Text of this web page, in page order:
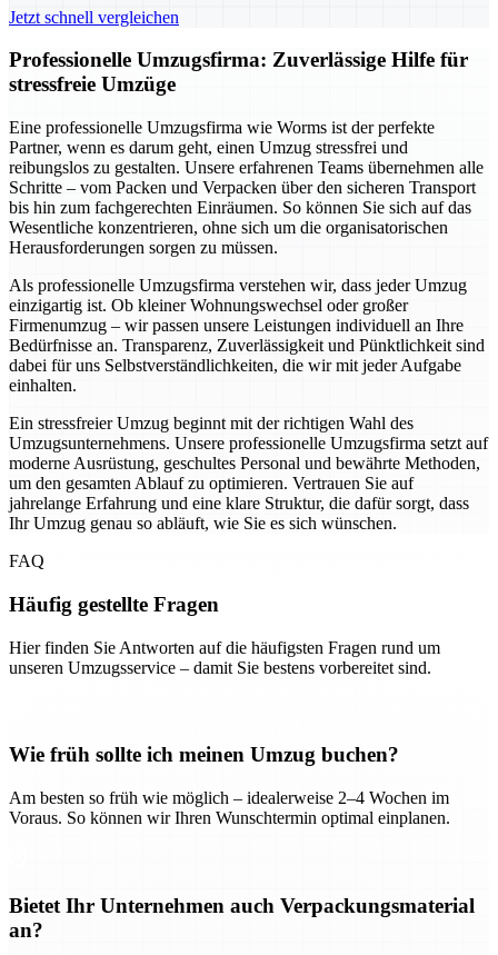
Jetzt schnell vergleichen
Professionelle Umzugsfirma: Zuverlässige Hilfe für
stressfreie Umzüge
Eine professionelle Umzugsfirma wie Worms ist der perfekte
Partner, wenn es darum geht, einen Umzug stressfrei und
reibungslos zu gestalten. Unsere erfahrenen Teams übernehmen alle
Schritte – vom Packen und Verpacken über den sicheren Transport
bis hin zum fachgerechten Einräumen. So können Sie sich auf das
Wesentliche konzentrieren, ohne sich um die organisatorischen
Herausforderungen sorgen zu müssen.
Als professionelle Umzugsfirma verstehen wir, dass jeder Umzug
einzigartig ist. Ob kleiner Wohnungswechsel oder großer
Firmenumzug – wir passen unsere Leistungen individuell an Ihre
Bedürfnisse an. Transparenz, Zuverlässigkeit und Pünktlichkeit sind
dabei für uns Selbstverständlichkeiten, die wir mit jeder Aufgabe
einhalten.
Ein stressfreier Umzug beginnt mit der richtigen Wahl des
Umzugsunternehmens. Unsere professionelle Umzugsfirma setzt auf
moderne Ausrüstung, geschultes Personal und bewährte Methoden,
um den gesamten Ablauf zu optimieren. Vertrauen Sie auf
jahrelange Erfahrung und eine klare Struktur, die dafür sorgt, dass
Ihr Umzug genau so abläuft, wie Sie es sich wünschen.
FAQ
Häufig gestellte Fragen
Hier finden Sie Antworten auf die häufigsten Fragen rund um
unseren Umzugsservice – damit Sie bestens vorbereitet sind.
Wie früh sollte ich meinen Umzug buchen?
Am besten so früh wie möglich – idealerweise 2–4 Wochen im
Voraus. So können wir Ihren Wunschtermin optimal einplanen.
Bietet Ihr Unternehmen auch Verpackungsmaterial
an?